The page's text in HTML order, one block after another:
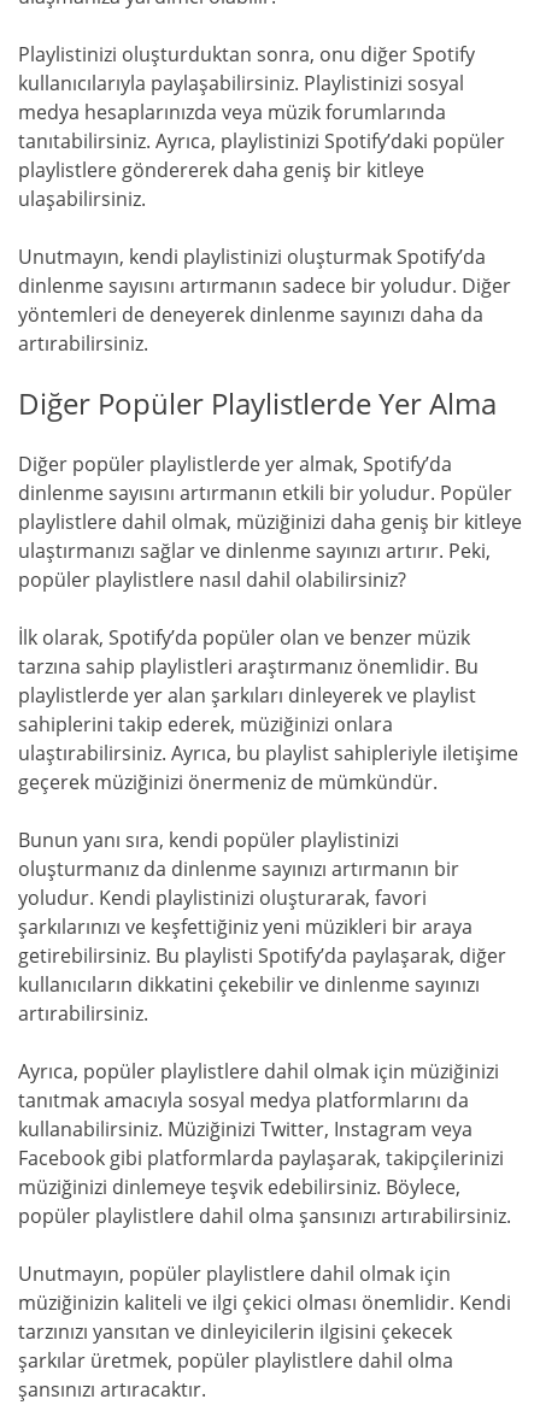
Playlistinizi oluşturduktan sonra, onu diğer Spotify
kullanıcılarıyla paylaşabilirsiniz. Playlistinizi sosyal
medya hesaplarınızda veya müzik forumlarında
tanıtabilirsiniz. Ayrıca, playlistinizi Spotify’daki popüler
playlistlere göndererek daha geniş bir kitleye
ulaşabilirsiniz.
Unutmayın, kendi playlistinizi oluşturmak Spotify’da
dinlenme sayısını artırmanın sadece bir yoludur. Diğer
yöntemleri de deneyerek dinlenme sayınızı daha da
artırabilirsiniz.
Diğer Popüler Playlistlerde Yer Alma
Diğer popüler playlistlerde yer almak, Spotify’da
dinlenme sayısını artırmanın etkili bir yoludur. Popüler
playlistlere dahil olmak, müziğinizi daha geniş bir kitleye
ulaştırmanızı sağlar ve dinlenme sayınızı artırır. Peki,
popüler playlistlere nasıl dahil olabilirsiniz?
İlk olarak, Spotify’da popüler olan ve benzer müzik
tarzına sahip playlistleri araştırmanız önemlidir. Bu
playlistlerde yer alan şarkıları dinleyerek ve playlist
sahiplerini takip ederek, müziğinizi onlara
ulaştırabilirsiniz. Ayrıca, bu playlist sahipleriyle iletişime
geçerek müziğinizi önermeniz de mümkündür.
Bunun yanı sıra, kendi popüler playlistinizi
oluşturmanız da dinlenme sayınızı artırmanın bir
yoludur. Kendi playlistinizi oluşturarak, favori
şarkılarınızı ve keşfettiğiniz yeni müzikleri bir araya
getirebilirsiniz. Bu playlisti Spotify’da paylaşarak, diğer
kullanıcıların dikkatini çekebilir ve dinlenme sayınızı
artırabilirsiniz.
Ayrıca, popüler playlistlere dahil olmak için müziğinizi
tanıtmak amacıyla sosyal medya platformlarını da
kullanabilirsiniz. Müziğinizi Twitter, Instagram veya
Facebook gibi platformlarda paylaşarak, takipçilerinizi
müziğinizi dinlemeye teşvik edebilirsiniz. Böylece,
popüler playlistlere dahil olma şansınızı artırabilirsiniz.
Unutmayın, popüler playlistlere dahil olmak için
müziğinizin kaliteli ve ilgi çekici olması önemlidir. Kendi
tarzınızı yansıtan ve dinleyicilerin ilgisini çekecek
şarkılar üretmek, popüler playlistlere dahil olma
şansınızı artıracaktır.